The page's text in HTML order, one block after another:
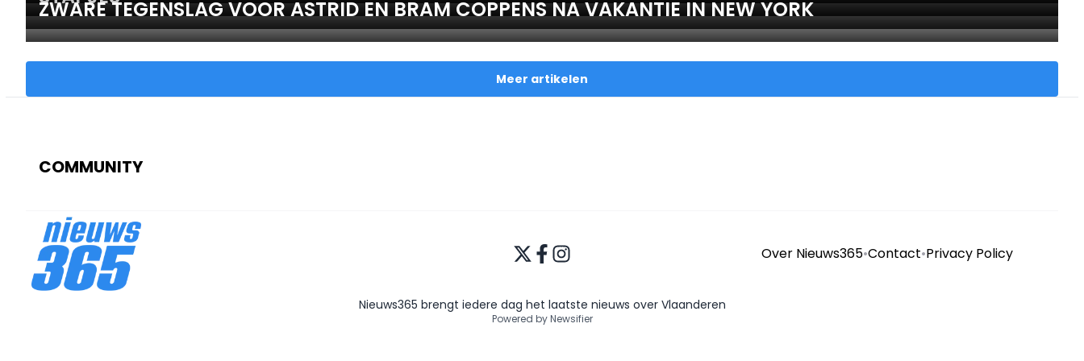
ZWARE TEGENSLAG VOOR ASTRID EN BRAM COPPENS NA VAKANTIE IN NEW YORK
Meer artikelen
COMMUNITY
Over Nieuws365•Contact•Privacy Policy
Nieuws365 brengt iedere dag het laatste nieuws over Vlaanderen
Powered by Newsifier